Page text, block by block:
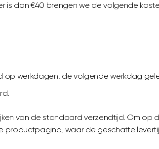
dan €40 brengen we de volgende
op werkdagen, de volgende werkdag
van de standaard verzendtijd. Om op
productpagina, waar de geschatte